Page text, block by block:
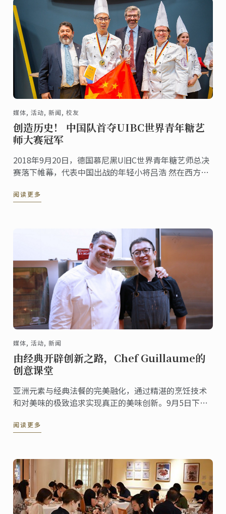
媒体, 活动, 新闻, 校友
创造历史！ 中国队首夺UIBC世界青年糖艺
师大赛冠军
2018年9月20日，德国慕尼黑U旧C世界青年糖艺师总决
赛落下帷幕，代表中国出战的年轻小将吕浩 然在西方强
牌。德国队、日本队分列第二、第 三。这是中国选手史
阅读更多
媒体, 活动, 新闻
由经典开辟创新之路，Chef Guillaume的
创意课堂
亚洲元素与经典法餐的完美融化，通过精湛的烹饪技术
和对美味的极致追求实现真正的美味创新。9月5日下
带来了一场在味蕾上施展的美食魔法 。
阅读更多